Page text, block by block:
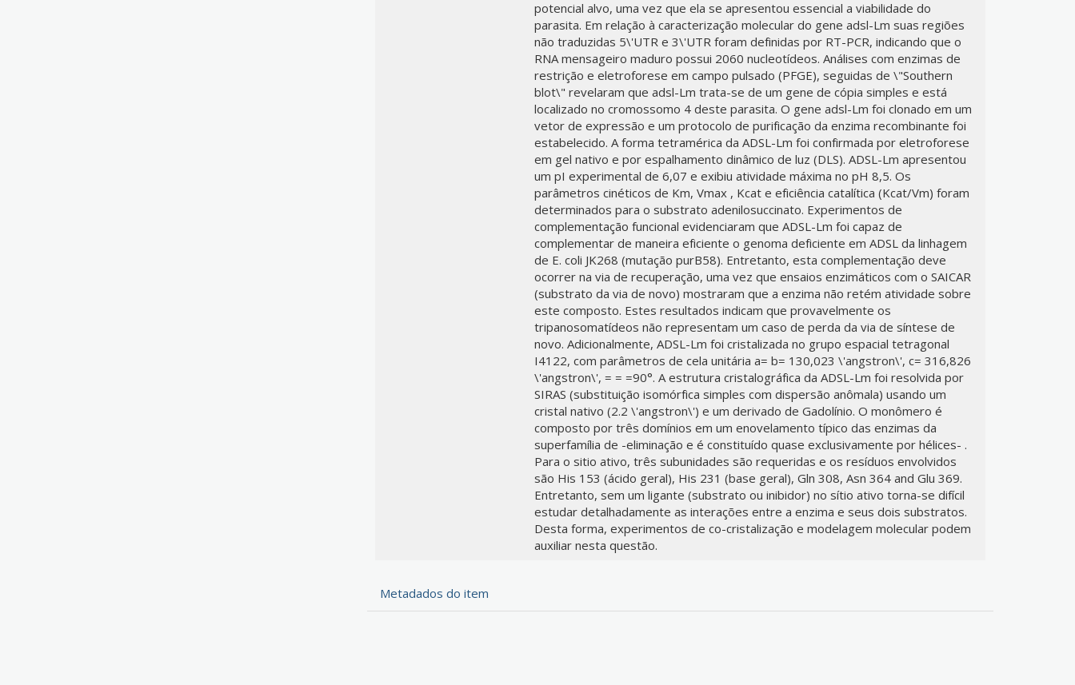
potencial alvo, uma vez que ela se apresentou essencial a viabilidade do
parasita. Em relação à caracterização molecular do gene adsl-Lm suas regiões
não traduzidas 5\'UTR e 3\'UTR foram definidas por RT-PCR, indicando que o
RNA mensageiro maduro possui 2060 nucleotídeos. Análises com enzimas de
restrição e eletroforese em campo pulsado (PFGE), seguidas de \"Southern
blot\" revelaram que adsl-Lm trata-se de um gene de cópia simples e está
localizado no cromossomo 4 deste parasita. O gene adsl-Lm foi clonado em um
vetor de expressão e um protocolo de purificação da enzima recombinante foi
estabelecido. A forma tetramérica da ADSL-Lm foi confirmada por eletroforese
em gel nativo e por espalhamento dinâmico de luz (DLS). ADSL-Lm apresentou
um pI experimental de 6,07 e exibiu atividade máxima no pH 8,5. Os
parâmetros cinéticos de Km, Vmax , Kcat e eficiência catalítica (Kcat/Vm) foram
determinados para o substrato adenilosuccinato. Experimentos de
complementação funcional evidenciaram que ADSL-Lm foi capaz de
complementar de maneira eficiente o genoma deficiente em ADSL da linhagem
de E. coli JK268 (mutação purB58). Entretanto, esta complementação deve
ocorrer na via de recuperação, uma vez que ensaios enzimáticos com o SAICAR
(substrato da via de novo) mostraram que a enzima não retém atividade sobre
este composto. Estes resultados indicam que provavelmente os
tripanosomatídeos não representam um caso de perda da via de síntese de
novo. Adicionalmente, ADSL-Lm foi cristalizada no grupo espacial tetragonal
I4122, com parâmetros de cela unitária a= b= 130,023 \'angstron\', c= 316,826
\'angstron\', = = =90°. A estrutura cristalográfica da ADSL-Lm foi resolvida por
SIRAS (substituição isomórfica simples com dispersão anômala) usando um
cristal nativo (2.2 \'angstron\') e um derivado de Gadolínio. O monômero é
composto por três domínios em um enovelamento típico das enzimas da
superfamília de -eliminação e é constituído quase exclusivamente por hélices- .
Para o sitio ativo, três subunidades são requeridas e os resíduos envolvidos
são His 153 (ácido geral), His 231 (base geral), Gln 308, Asn 364 and Glu 369.
Entretanto, sem um ligante (substrato ou inibidor) no sítio ativo torna-se difícil
estudar detalhadamente as interações entre a enzima e seus dois substratos.
Desta forma, experimentos de co-cristalização e modelagem molecular podem
auxiliar nesta questão.
Metadados do item